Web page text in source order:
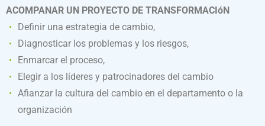
ACOMPANAR UN PROYECTO DE TRANSFORMACIóN
Definir una estrategia de cambio,
Diagnosticar los problemas y los riesgos,
Enmarcar el proceso,
Elegir a los líderes y patrocinadores del cambio
Afianzar la cultura del cambio en el departamento o la
organización